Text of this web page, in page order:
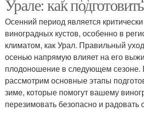
Урале: как
Осенний период является
виноградных кустов, особенно в
климатом, как Урал. Правильный
осенью напрямую влияет на его
плодоношение в следующем сезоне.
рассмотрим основные этапы
зиме, которые помогут вашему
перезимовать безопасно и